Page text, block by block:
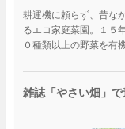
耕運機に頼らず、昔な
るエコ家庭菜園。１５
０種類以上の野菜を有
雑誌「やさい畑」